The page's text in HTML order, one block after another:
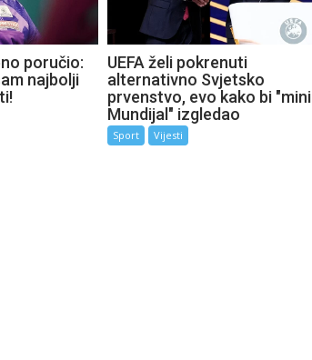
poručio:
najbolji
UEFA želi pokrenuti
alternativno Svjetsko
prvenstvo, evo kako bi "mini
Mundijal" izgledao
Sport Vijesti